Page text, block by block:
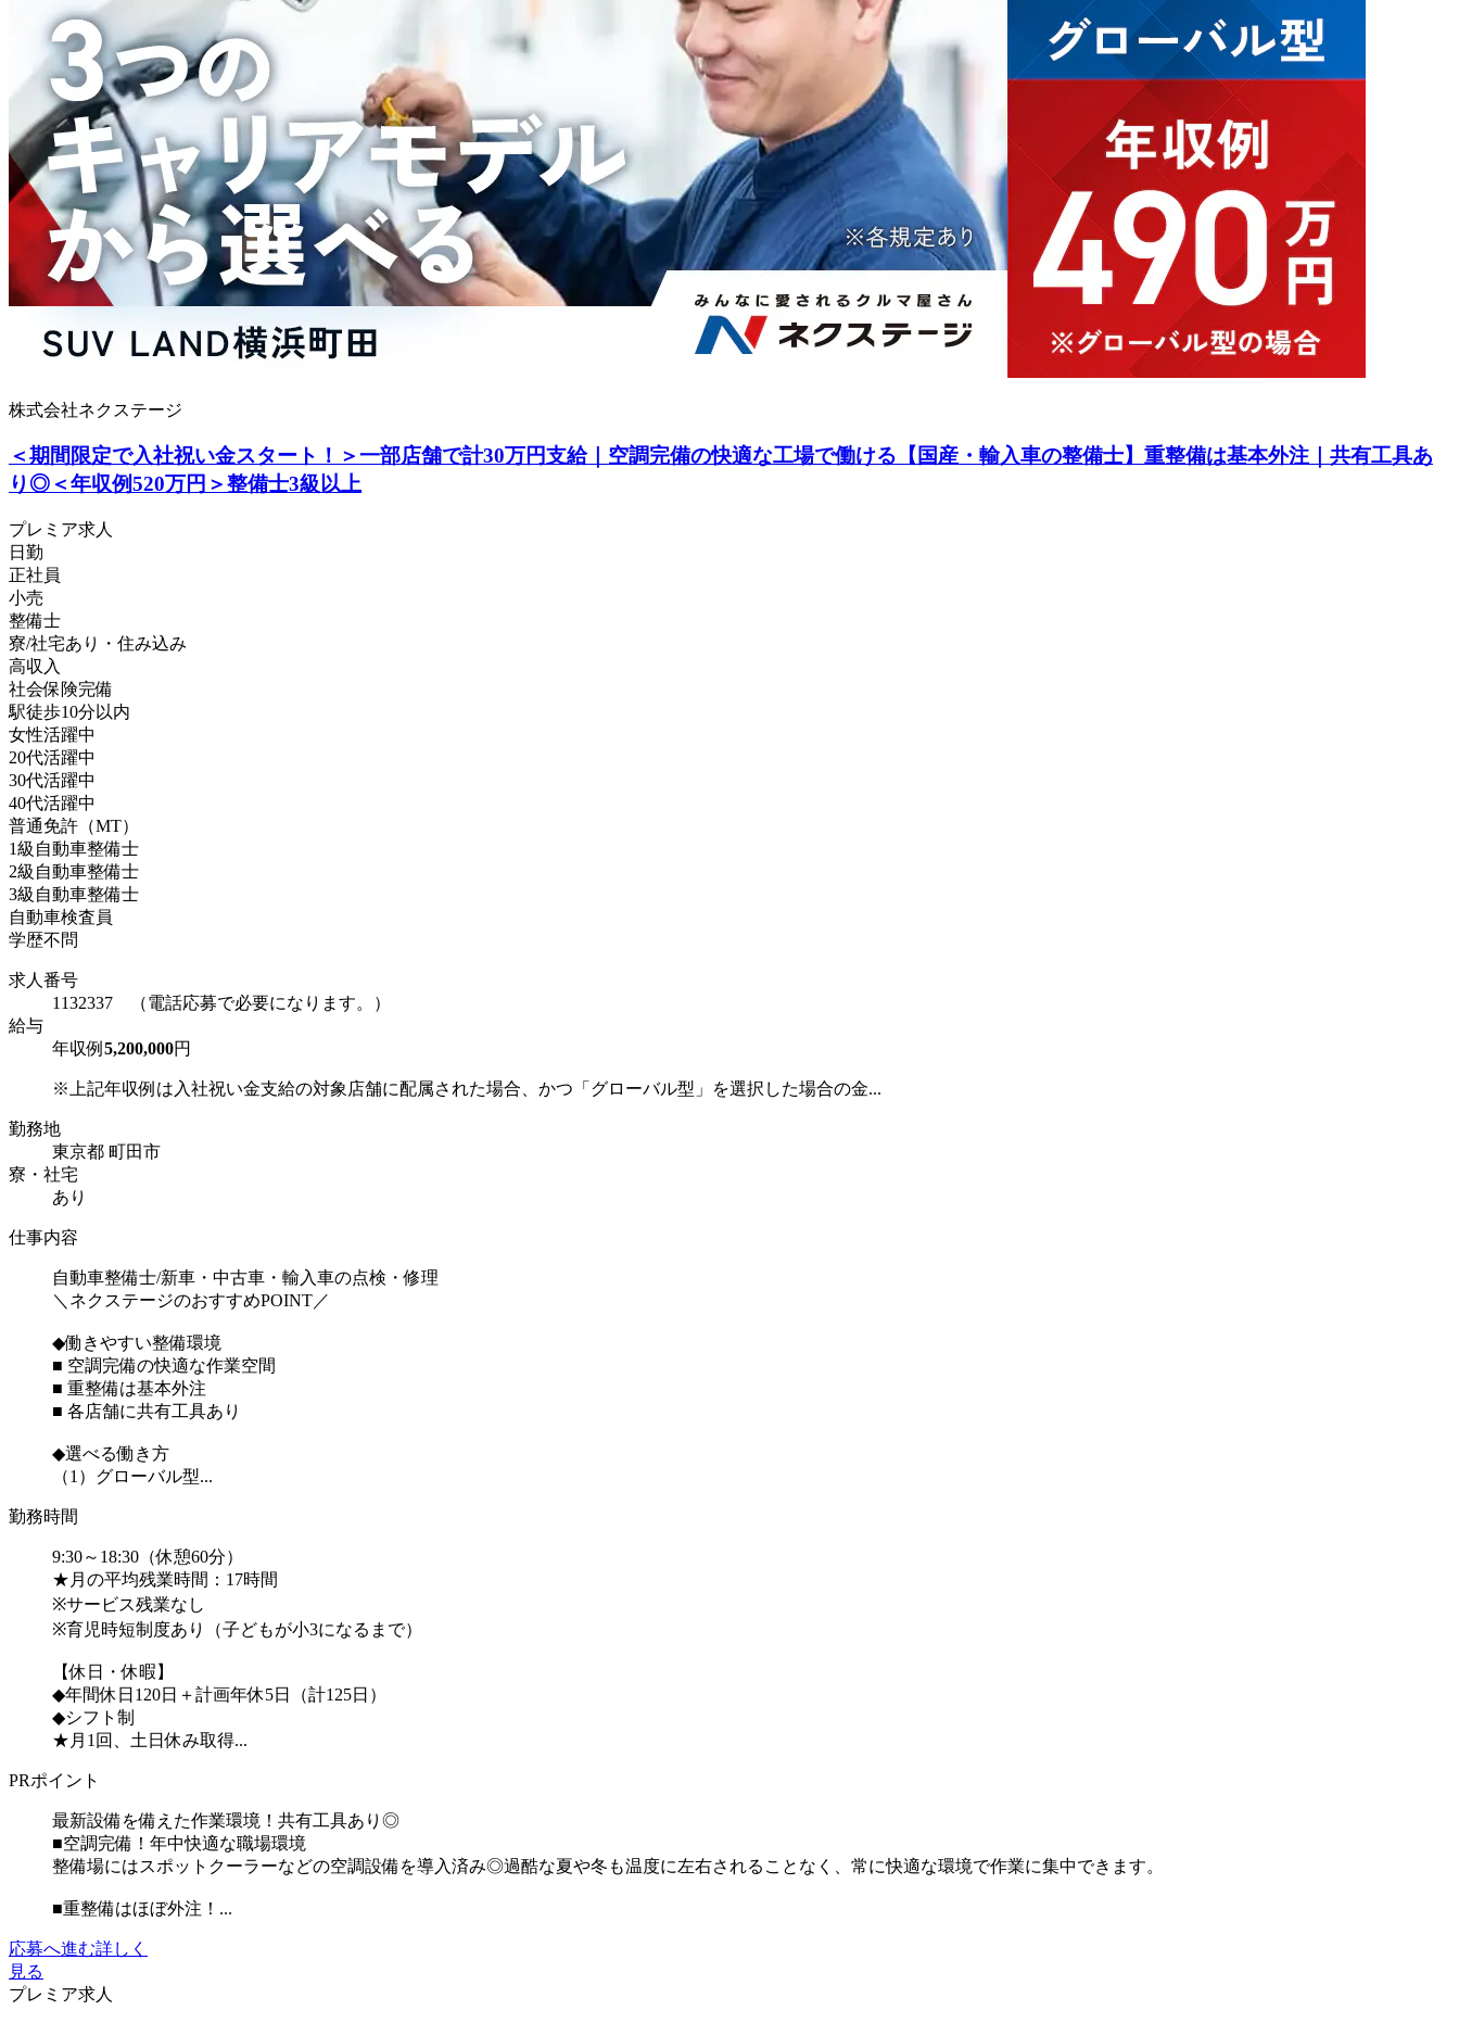
株式会社ネクステージ
＜期間限定で入社祝い金スタート！＞一部店舗で計30万円支給｜空調完備の快適な工場で働ける【国産・輸入車の整備士】重整備は基本外注｜共有工具あ
り◎＜年収例520万円＞整備士3級以上
プレミア求人
日勤
正社員
小売
整備士
寮/社宅あり・住み込み
高収入
社会保険完備
駅徒歩10分以内
女性活躍中
20代活躍中
30代活躍中
40代活躍中
普通免許（MT）
1級自動車整備士
2級自動車整備士
3級自動車整備士
自動車検査員
学歴不問
求人番号
1132337 （電話応募で必要になります。）
給与
年収例 5,200,000円
※上記年収例は入社祝い金支給の対象店舗に配属された場合、かつ「グローバル型」を選択した場合の金...
勤務地
東京都 町田市
寮・社宅
あり
仕事内容
自動車整備士/新車・中古車・輸入車の点検・修理
＼ネクステージのおすすめPOINT／
◆働きやすい整備環境
■ 空調完備の快適な作業空間
■ 重整備は基本外注
■ 各店舗に共有工具あり
◆選べる働き方
（1）グローバル型...
勤務時間
9:30～18:30（休憩60分）
★月の平均残業時間：17時間
※サービス残業なし
※育児時短制度あり（子どもが小3になるまで）
【休日・休暇】
◆年間休日120日＋計画年休5日（計125日）
◆シフト制
★月1回、土日休み取得...
PRポイント
最新設備を備えた作業環境！共有工具あり◎
■空調完備！年中快適な職場環境
整備場にはスポットクーラーなどの空調設備を導入済み◎過酷な夏や冬も温度に左右されることなく、常に快適な環境で作業に集中できます。
■重整備はほぼ外注！...
応募へ進む詳しく
見る
プレミア求人